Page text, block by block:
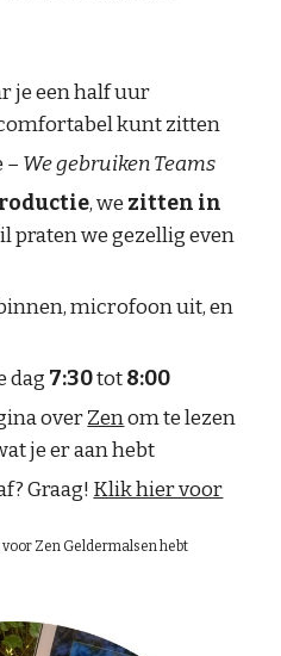
je een half uur
kunt zitten
– We gebruikenTeams
, we zitten in
praten we gezellig even
microfoon uit, en
dag 7:30tot8:00
overZenom te lezen
je er aan hebt
Graag! Klik hier voor
Zen Geldermalsen hebt